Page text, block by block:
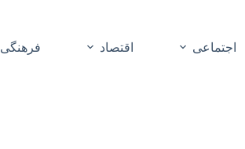
اجتماعی اقتصاد فرهنگی